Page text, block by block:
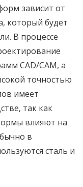
зависит от
который будет
В процессе
CAD/CAM, а
точностью
имеет
так как
влияют на
в
сталь и